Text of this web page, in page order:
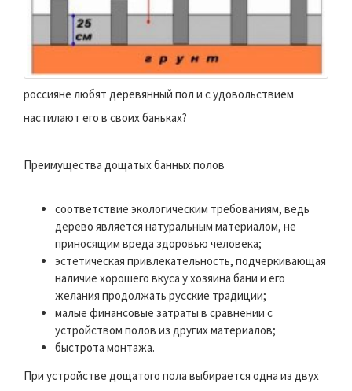
россияне любят деревянный пол и с удовольствием
настилают его в своих баньках?
Преимущества дощатых банных полов
соответствие экологическим требованиям, ведь
дерево является натуральным материалом, не
приносящим вреда здоровью человека;
эстетическая привлекательность, подчеркивающая
наличие хорошего вкуса у хозяина бани и его
желания продолжать русские традиции;
малые финансовые затраты в сравнении с
устройством полов из других материалов;
быстрота монтажа.
При устройстве дощатого пола выбирается одна из двух